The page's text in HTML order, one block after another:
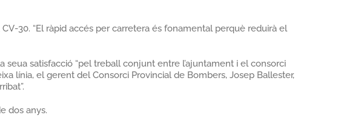
30. “El ràpid accés per carretera és fonamental perquè reduirà el
seua satisfacció “pel treball conjunt entre l’ajuntament i el consorci
línia, el gerent del Consorci Provincial de Bombers, Josep Ballester,
dos anys.